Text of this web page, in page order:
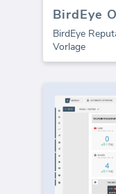
BirdEye
Vorlage